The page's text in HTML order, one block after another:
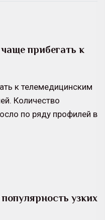
прибегать к
к телемедицинским
Количество
по ряду профилей в
узких